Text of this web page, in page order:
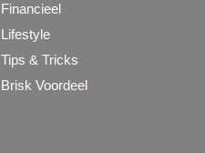
Financieel
Lifestyle
Tips & Tricks
Brisk Voordeel